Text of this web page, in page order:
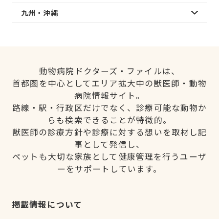
九州・沖縄
動物病院ドクターズ・ファイルは、
首都圏を中心としてエリア拡大中の獣医師・動物
病院情報サイト。
路線・駅・行政区だけでなく、診療可能な動物か
らも検索できることが特徴的。
獣医師の診療方針や診療に対する想いを取材し記
事として発信し、
ペットも大切な家族として健康管理を行うユーザ
ーをサポートしています。
掲載情報について